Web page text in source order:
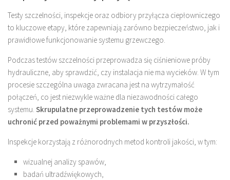
Testy szczelności, inspekcje oraz odbiory przyłącza ciepłowniczego
to kluczowe etapy, które zapewniają zarówno bezpieczeństwo, jak i
prawidłowe funkcjonowanie systemu grzewczego.
Podczas testów szczelności przeprowadza się ciśnieniowe próby
hydrauliczne, aby sprawdzić, czy instalacja nie ma wycieków. W tym
procesie szczególna uwaga zwracana jest na wytrzymałość
połączeń, co jest niezwykle ważne dla niezawodności całego
systemu. Skrupulatne przeprowadzenie tych testów może
uchronić przed poważnymi problemami w przyszłości.
Inspekcje korzystają z różnorodnych metod kontroli jakości, w tym:
wizualnej analizy spawów,
badań ultradźwiękowych,